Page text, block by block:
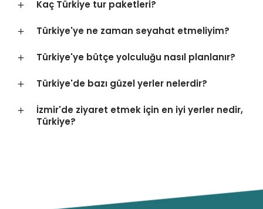
Kaç Türkiye tur paketleri?
Türkiye'ye ne zaman seyahat etmeliyim?
Türkiye'ye bütçe yolculuğu nasıl planlanır?
Türkiye'de bazı güzel yerler nelerdir?
İzmir'de ziyaret etmek için en iyi yerler nedir,
Türkiye?